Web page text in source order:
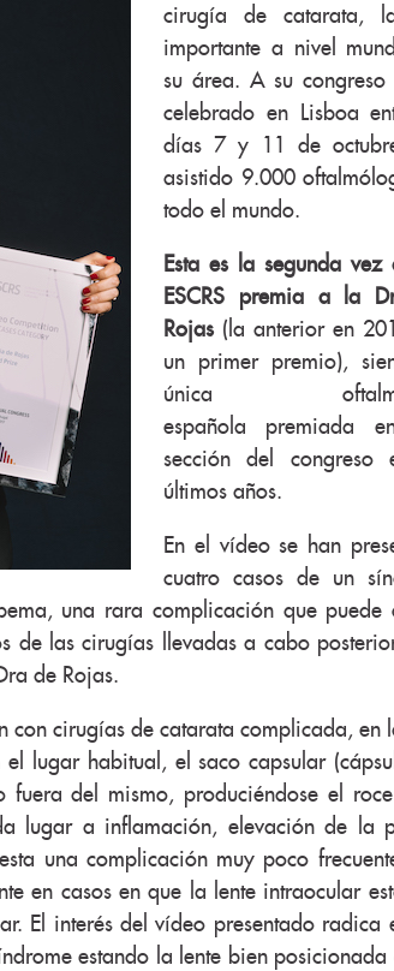
cirugía de catarata,
importante a nivel
su área. A su congreso
celebrado en Lisboa
días 7 y 11 de
asistido 9.000
todo el mundo.
Esta es la segunda vez
ESCRS premia a la
Rojas(la anterior en
un primer premio),
única
española premiada
sección del congreso
últimos años.
En el vídeo se han
cuatro casos de un
una rara complicación que puede
de las cirugías llevadas a cabo
de Rojas.
con cirugías de catarata complicada, en
lugar habitual, el saco capsular
fuera del mismo, produciéndose el
lugar a inflamación, elevación de la
una complicación muy poco
en casos en que la lente intraocular
El interés del vídeo presentado radica
estando la lente bien posicionada